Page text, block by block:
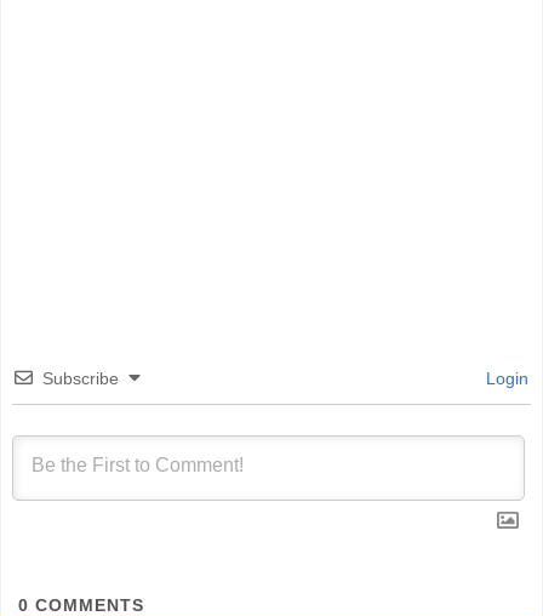
Subscribe Login
0 COMMENTS